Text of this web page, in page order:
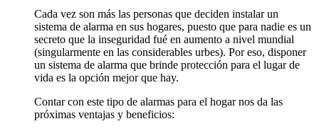
Cada vez son más las personas que deciden instalar un
sistema de alarma en sus hogares, puesto que para nadie es un
secreto que la inseguridad fué en aumento a nivel mundial
(singularmente en las considerables urbes). Por eso, disponer
un sistema de alarma que brinde protección para el lugar de
vida es la opción mejor que hay.
Contar con este tipo de alarmas para el hogar nos da las
próximas ventajas y beneficios: